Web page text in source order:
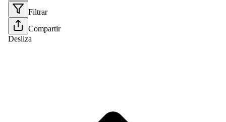
Filtrar
Compartir
Desliza